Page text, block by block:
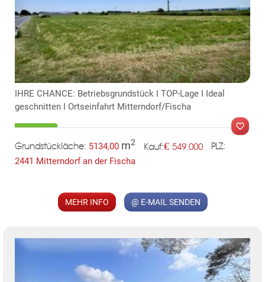
KLIS
IHRE CHANCE: Betriebsgrundstück I TOP-Lage I Ideal
geschnitten I Ortseinfahrt Mitterndorf/Fischa
Grundstückläche: 5134,00 m2 Kauf:€ 549.000 PLZ:
2441 Mitterndorf an der Fischa
MEHR INFO @ E-MAIL SENDEN